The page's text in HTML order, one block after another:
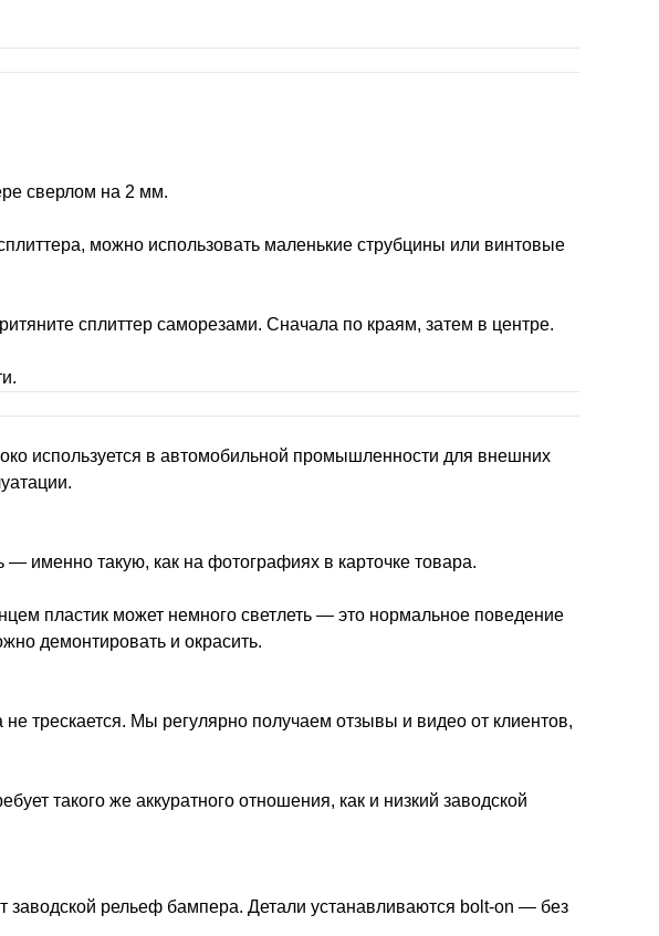
сверлом на 2 мм.
можно использовать маленькие струбцины или винтовые
сплиттер саморезами. Сначала по краям, затем в центре.
используется в автомобильной промышленности для внешних
именно такую, как на фотографиях в карточке товара.
пластик может немного светлеть — это нормальное поведение
демонтировать и окрасить.
трескается. Мы регулярно получаем отзывы и видео от клиентов,
такого же аккуратного отношения, как и низкий заводской
заводской рельеф бампера. Детали устанавливаются bolt-on — без